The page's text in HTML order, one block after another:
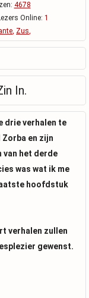
4678
Online: 1
, Zus,
In.
drie verhalen te
en zijn
van het derde
was wat ik me
hoofdstuk
verhalen zullen
gewenst.